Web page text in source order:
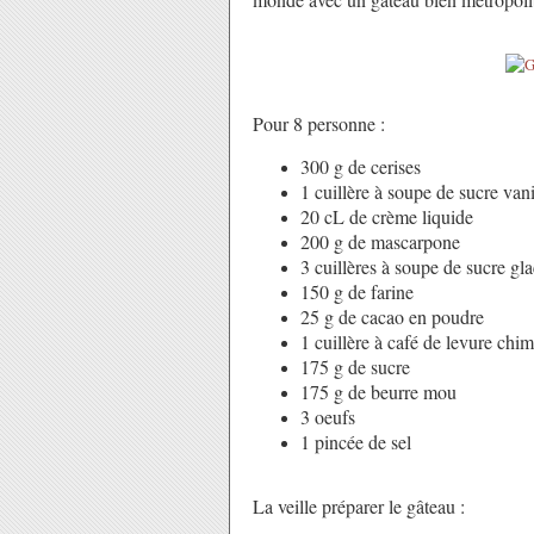
Pour 8 personne :
300 g de cerises
1 cuillère à soupe de sucre
20 cL de crème liquide
200 g de mascarpone
3 cuillères à soupe de sucre
150 g de farine
25 g de cacao en poudre
1 cuillère à café de levure
175 g de sucre
175 g de beurre mou
3 oeufs
1 pincée de sel
La veille préparer le gâteau :